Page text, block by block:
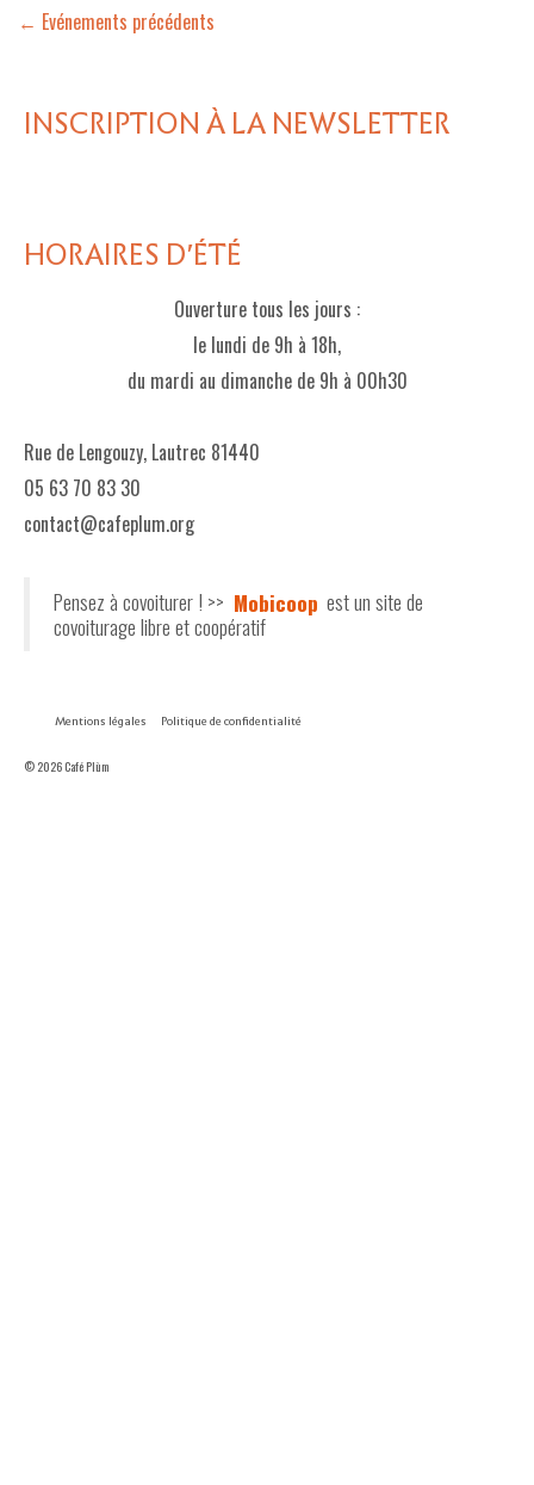
← Evénements précédents
INSCRIPTION À LA NEWSLETTER
HORAIRES D'ÉTÉ
Ouverture tous les jours :
le lundi de 9h à 18h,
du mardi au dimanche de 9h à 00h30
Rue de Lengouzy, Lautrec 81440
05 63 70 83 30
contact@cafeplum.org
Pensez à covoiturer ! >> Mobicoop est un site de
covoiturage libre et coopératif
Mentions légales Politique de confidentialité
© 2026 Café Plùm